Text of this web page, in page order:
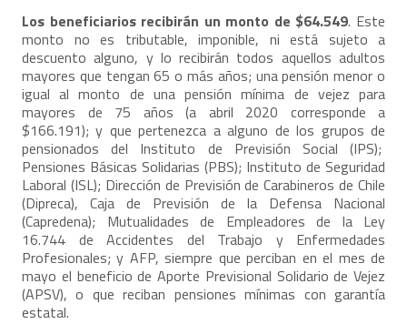
Los beneficiarios recibirán un monto de $64.549. Este
monto no es tributable, imponible, ni está sujeto a
descuento alguno, y lo recibirán todos aquellos adultos
mayores que tengan 65 o más años; una pensión menor o
igual al monto de una pensión mínima de vejez para
mayores de 75 años (a abril 2020 corresponde a
$166.191); y que pertenezca a alguno de los grupos de
pensionados del Instituto de Previsión Social (IPS);
Pensiones Básicas Solidarias (PBS); Instituto de Seguridad
Laboral (ISL); Dirección de Previsión de Carabineros de Chile
(Dipreca), Caja de Previsión de la Defensa Nacional
(Capredena); Mutualidades de Empleadores de la Ley
16.744 de Accidentes del Trabajo y Enfermedades
Profesionales; y AFP, siempre que perciban en el mes de
mayo el beneficio de Aporte Previsional Solidario de Vejez
(APSV), o que reciban pensiones mínimas con garantía
estatal.